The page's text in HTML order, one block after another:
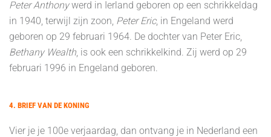
Peter Anthonywerd in Ierland geboren op een schrikkeldag
in 1940, terwijl zijn zoon, Peter Eric, in Engeland werd
geboren op 29 februari 1964. De dochter van Peter Eric,
Bethany Wealth, is ook een schrikkelkind. Zij werd op 29
februari 1996 in Engeland geboren.
4. BRIEF VAN DE KONING
Vier je je 100e verjaardag, dan ontvang je in Nederland een